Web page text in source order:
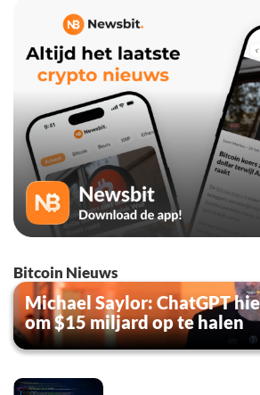
Bitcoin Nieuws
Michael Saylor: ChatGPT
om $15 miljard op te halen